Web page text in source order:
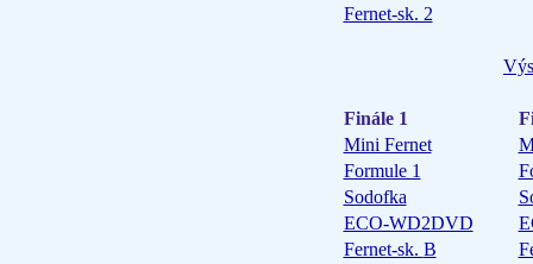
Fernet-sk. 2
Finále 1
Mini Fernet
Formule 1
Sodofka
ECO-WD2DVD
Fernet-sk. B